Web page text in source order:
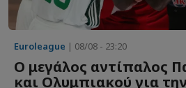
Euroleague | 08/08 - 23:20
Ο μεγάλος αντίπαλος
και Ολυμπιακού για